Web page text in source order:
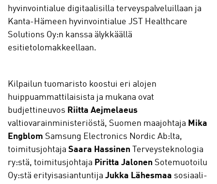
hyvinvointialue digitaalisilla terveyspalveluillaan ja
Kanta-Hämeen hyvinvointialue JST Healthcare
Solutions Oy:n kanssa älykkäällä
esitietolomakkeellaan.
Kilpailun tuomaristo koostui eri alojen
huippuammattilaisista ja mukana ovat
budjettineuvos Riitta Aejmelaeus
valtiovarainministeriöstä, Suomen maajohtaja Mika
Engblom Samsung Electronics Nordic Ab:lta,
toimitusjohtaja Saara Hassinen Terveysteknologia
ry:stä, toimitusjohtaja Piritta Jalonen Sotemuotoilu
Oy:stä erityisasiantuntija Jukka Lähesmaa sosiaali-